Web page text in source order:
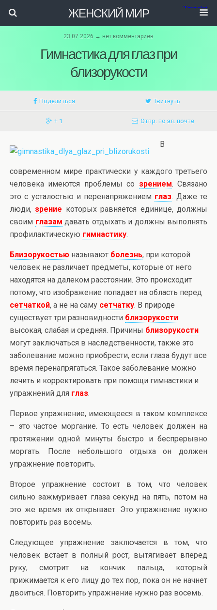
ЖЕНСКИЙ МИР
23.07.2026 ↔ нет комментариев
Гимнастика для глаз при
близорукости
Поделиться Твитнуть
+ 1 Отпр. по эл. почте
В
современном мире практически у каждого третьего
человека имеются проблемы со зрением. Связано
это с усталостью и перенапряжением глаз. Даже те
люди, зрение которых равняется единице, должны
своим глазам давать отдыхать и должны выполнять
профилактическую гимнастику.
Близорукостью называют болезнь, при которой
человек не различает предметы, которые от него
находятся на далеком расстоянии. Это происходит
потому, что изображение попадает на область перед
сетчаткой, а не на саму сетчатку. В природе
существует три разновидности близорукости:
высокая, слабая и средняя. Причины близорукости
могут заключаться в наследственности, также это
заболевание можно приобрести, если глаза будут все
время перенапрягаться. Такое заболевание можно
лечить и корректировать при помощи гимнастики и
упражнений для глаз.
Первое упражнение, имеющееся в таком комплексе
– это частое моргание. То есть человек должен на
протяжении одной минуты быстро и беспрерывно
моргать. После небольшого отдыха он должен
упражнение повторить.
Второе упражнение состоит в том, что человек
сильно зажмуривает глаза секунд на пять, потом на
это же время их открывает. Это упражнение нужно
повторить раз восемь.
Следующее упражнение заключается в том, что
человек встает в полный рост, вытягивает вперед
руку, смотрит на кончик пальца, который
прижимается к его лицу до тех пор, пока он не начнет
двоиться. Повторить упражнение нужно раз восемь.